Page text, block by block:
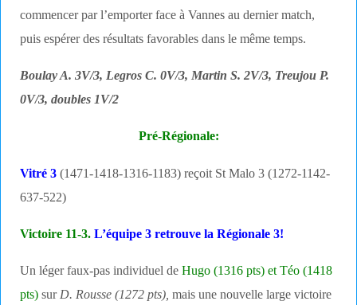
commencer par l’emporter face à Vannes au dernier match,
puis espérer des résultats favorables dans le même temps.
Boulay A. 3V/3, Legros C. 0V/3, Martin S. 2V/3, Treujou P.
0V/3, doubles 1V/2
Pré-Régionale:
Vitré 3 (1471-1418-1316-1183) reçoit St Malo 3 (1272-1142-
637-522)
Victoire 11-3. L’équipe 3 retrouve la Régionale 3!
Un léger faux-pas individuel deHugo (1316 pts) et Téo (1418
pts) surD. Rousse (1272 pts),mais une nouvelle large victoire